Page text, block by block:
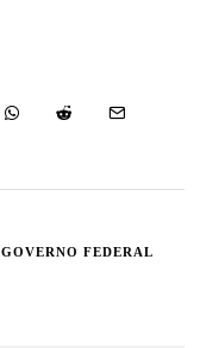
GOVERNO FEDERAL